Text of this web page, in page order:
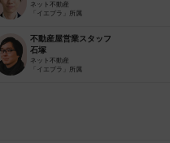
ネット不動産
「イエプラ」所属
不動産屋営業スタッフ
石塚
ネット不動産
「イエプラ」所属